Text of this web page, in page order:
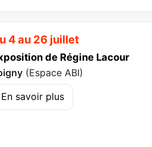
4 au 26 juillet
de Régine Lacour
(Espace ABI)
En savoir plus